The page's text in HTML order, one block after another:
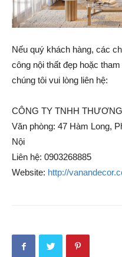
Nếu quý khách hàng, các
công nội thất đẹp hoặc
chúng tôi vui lòng liên hệ:
CÔNG TY TNHH
Văn phòng: 47 Hàm Long,
Nội
Liên hệ: 0903268885
Website: http://